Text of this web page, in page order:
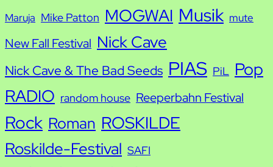
Maruja Mike Patton MOGWAI Musik mute
New Fall Festival Nick Cave
Nick Cave & The Bad Seeds PIAS PiL Pop
RADIO random house Reeperbahn Festival
Rock Roman ROSKILDE
Roskilde-Festival SAFI